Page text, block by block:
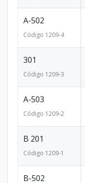
A-502
Código 1209-4
301
Código 1209-3
A-503
Código 1209-2
B 201
Código 1209-1
B-502